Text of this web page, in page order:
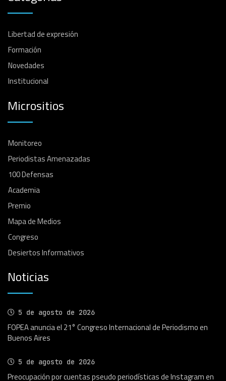
Libertad de expresión
Formación
Novedades
Institucional
Micrositios
Monitoreo
Periodistas Amenazadas
100 Defensas
Academia
Premio
Mapa de Medios
Congreso
Desiertos Informativos
Noticias
5 de agosto de 2026
FOPEA anuncia el 21° Congreso Internacional de Periodismo en
Buenos Aires
5 de agosto de 2026
Preocupación por cuentas pseudo periodísticas de Instagram en